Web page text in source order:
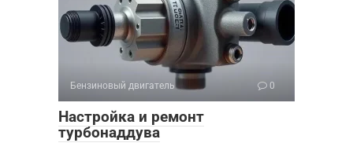
Бензиновый двигатель 0
Настройка и ремонт
турбонаддува